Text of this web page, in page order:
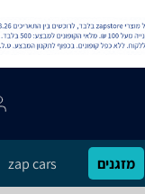
מזגנים zap cars